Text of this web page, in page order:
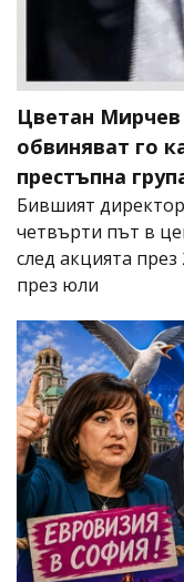
Цветан
обвиняват го
престъпна
Бившият
четвърти път в
след акцията
през юли